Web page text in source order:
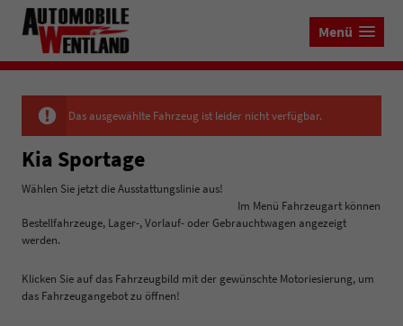
Menü
Das ausgewählte Fahrzeug ist leider nicht verfügbar.
Kia Sportage
Wählen Sie jetzt die Ausstattungslinie aus!
Im Menü Fahrzeugart können
Bestellfahrzeuge, Lager-, Vorlauf- oder Gebrauchtwagen angezeigt
werden.
Klicken Sie auf das Fahrzeugbild mit der gewünschte Motoriesierung, um
das Fahrzeugangebot zu öffnen!